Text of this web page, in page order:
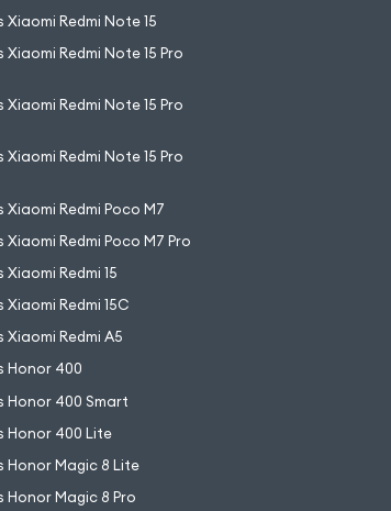
Xiaomi Redmi Note 15
Xiaomi Redmi Note 15 Pro
Xiaomi Redmi Note 15 Pro
Xiaomi Redmi Note 15 Pro
Xiaomi Redmi Poco M7
Xiaomi Redmi Poco M7 Pro
Xiaomi Redmi 15
Xiaomi Redmi 15C
Xiaomi Redmi A5
Honor 400
Honor 400 Smart
Honor 400 Lite
Honor Magic 8 Lite
Honor Magic 8 Pro